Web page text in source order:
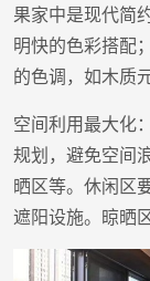
果家中是现代简
明快的色彩搭配
的色调，如木质
空间利用最大化
规划，避免空间
晒区等。休闲区
遮阳设施。晾晒